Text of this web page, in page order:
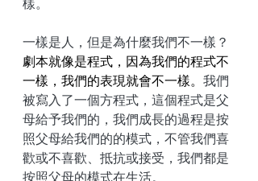
一樣是人，但是為什麼我們不一樣？
劇本就像是程式，因為我們的程式不
一樣，我們的表現就會不一樣。 我們
被寫入了一個方程式，這個程式是父
母給予我們的，我們成長的過程是按
照父母給我們的的模式，不管我們喜
歡或不喜歡、抵抗或接受，我們都是
按照父母的模式在生活。